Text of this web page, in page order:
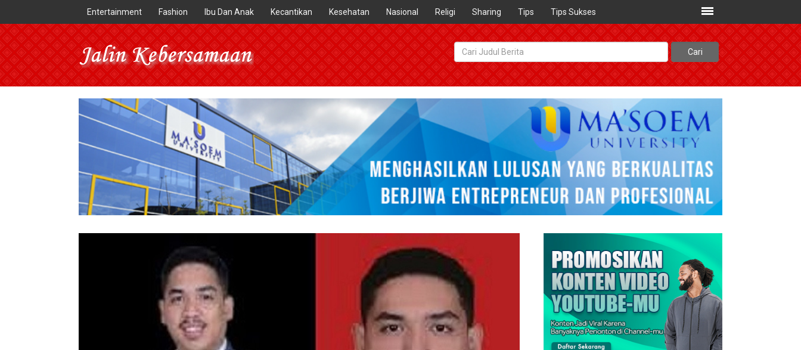
Entertainment Fashion Ibu Dan Anak Kecantikan Kesehatan Nasional Religi Sharing Tips Tips Sukses